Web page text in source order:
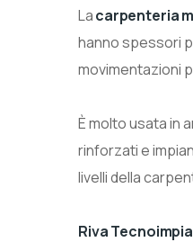
Lacarpenteria
hanno spessori
movimentazioni
È molto usata in
rinforzati e
livelli della
Riva